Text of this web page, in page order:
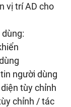
vị trí AD cho
người dùng
tùy chỉnh
chỉnh / tác